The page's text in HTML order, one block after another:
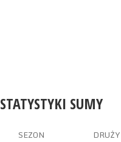
STATYSTYKI SUMY
SEZON